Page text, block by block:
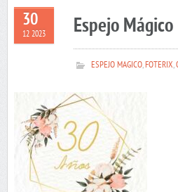
30
12 2023 Espejo
ESPEJO MAGICO,FOTERIX,